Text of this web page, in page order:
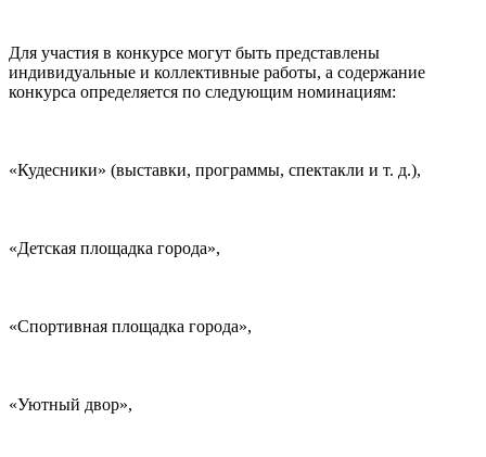
Для участия в конкурсе могут быть представлены
индивидуальные и коллективные работы, а содержание
конкурса определяется по следующим номинациям:
«Кудесники» (выставки, программы, спектакли и т. д.),
«Детская площадка города»,
«Спортивная площадка города»,
«Уютный двор»,